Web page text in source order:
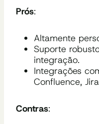
Prós:
Altamente
Suporte
integração.
Integrações
Confluence,
Contras: